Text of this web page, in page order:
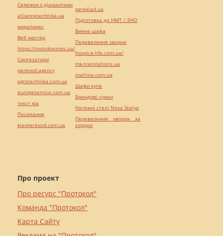
Про проект
Про ресурс "Протокол"
Команда "Протокол"
Карта Сайту
Сережки з діамантами
alliancetechnika.ua
миралинкс
Веб мастер
https://motokosmos.ua/
Синтезатори
perevod.agency
agrotechnika.com.ua
europeservice.com.ua
текст юа
Посилання
kievperevod.com.ua
pereklad.ua
Підготовка до НМТ / ЗНО
Винна шафа
Перевезення хворих
hospice-life.com.ua/
mk-translations.ua
maltina.com.ua
Шафи купе
Брендові сумки
Натяжні стелі Nova Stelya
Перевезення хворих за
кордон